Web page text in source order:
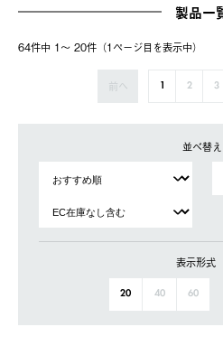
製品一
64件中 1〜 20件（1ページ⽬を表⽰中）
前へ 1 2 3
並べ替え
表示形式
20 40 60